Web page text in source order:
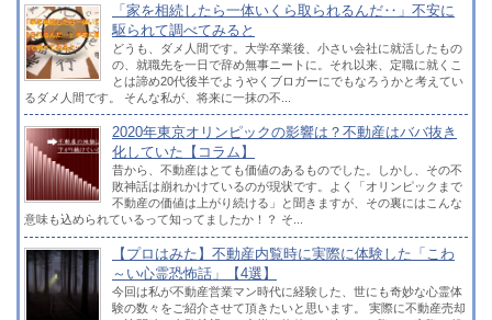
「家を相続したら一体いくら取られるんだ‥」不安に
駆られて調べてみると
どうも、ダメ人間です。大学卒業後、小さい会社に就活したもの
の、就職先を一日で辞め無事ニートに。それ以来、定職に就くこ
とは諦め20代後半でようやくブロガーにでもなろうかと考えてい
るダメ人間です。 そんな私が、将来に一抹の不...
2020年東京オリンピックの影響は？不動産はババ抜き
化していた【コラム】
昔から、不動産はとても価値のあるものでした。しかし、その不
敗神話は崩れかけているのが現状です。よく「オリンピックまで
不動産の価値は上がり続ける」と聞きますが、その裏にはこんな
意味も込められているって知ってましたか！？ そ...
【プロはみた】不動産内覧時に実際に体験した「こわ
～い心霊恐怖話」【4選】
今回は私が不動産営業マン時代に経験した、世にも奇妙な心霊体
験の数々をご紹介させて頂きたいと思います。 実際に不動産売却